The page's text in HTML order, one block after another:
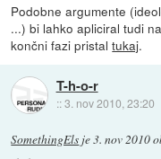
Podobne argumente
...) bi lahko apliciral tudi
končni fazi pristaltukaj.
T-h-o-r
::3. nov 2010, 23:20
SomethingEls je3. nov 2010